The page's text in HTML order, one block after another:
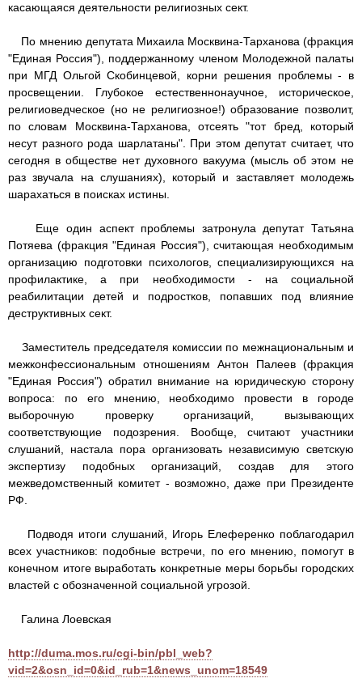
касающаяся деятельности религиозных сект.
По мнению депутата Михаила Москвина-Тарханова (фракция
"Единая Россия"), поддержанному членом Молодежной палаты
при МГД Ольгой Скобинцевой, корни решения проблемы - в
просвещении. Глубокое естественнонаучное, историческое,
религиоведческое (но не религиозное!) образование позволит,
по словам Москвина-Тарханова, отсеять "тот бред, который
несут разного рода шарлатаны". При этом депутат считает, что
сегодня в обществе нет духовного вакуума (мысль об этом не
раз звучала на слушаниях), который и заставляет молодежь
шарахаться в поисках истины.
Еще один аспект проблемы затронула депутат Татьяна
Потяева (фракция "Единая Россия"), считающая необходимым
организацию подготовки психологов, специализирующихся на
профилактике, а при необходимости - на социальной
реабилитации детей и подростков, попавших под влияние
деструктивных сект.
Заместитель председателя комиссии по межнациональным и
межконфессиональным отношениям Антон Палеев (фракция
"Единая Россия") обратил внимание на юридическую сторону
вопроса: по его мнению, необходимо провести в городе
выборочную проверку организаций, вызывающих
соответствующие подозрения. Вообще, считают участники
слушаний, настала пора организовать независимую светскую
экспертизу подобных организаций, создав для этого
межведомственный комитет - возможно, даже при Президенте
РФ.
Подводя итоги слушаний, Игорь Елеференко поблагодарил
всех участников: подобные встречи, по его мнению, помогут в
конечном итоге выработать конкретные меры борьбы городских
властей с обозначенной социальной угрозой.
Галина Лоевская
http://duma.mos.ru/cgi-bin/pbl_web?
vid=2&osn_id=0&id_rub=1&news_unom=18549